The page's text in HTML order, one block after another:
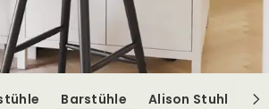
Barstühle Alison Stuhl